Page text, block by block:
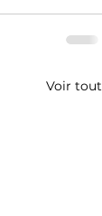
Voir tout